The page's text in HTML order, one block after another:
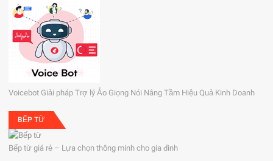
Voicebot Giải pháp Trợ lý Ảo Giọng Nói Nâng Tầm Hiệu Quả Kinh Doanh
BẾP TỪ
Bếp từ giá rẻ – Lựa chọn thông minh cho gia đình